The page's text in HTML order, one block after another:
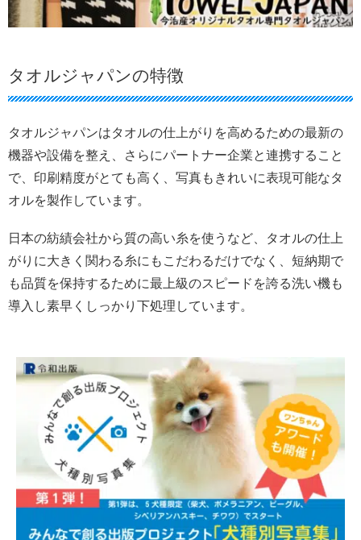
タオルジャパンの特徴
タオルジャパンはタオルの仕上がりを高めるための最新の
機器や設備を整え、さらにパートナー企業と連携すること
で、印刷精度がとても高く、写真もきれいに表現可能なタ
オルを製作しています。
日本の紡績会社から質の高い糸を使うなど、タオルの仕上
がりに大きく関わる糸にもこだわるだけでなく、短納期で
も品質を保持するために最上級のスピードを誇る洗い機も
導入し素早くしっかり下処理しています。